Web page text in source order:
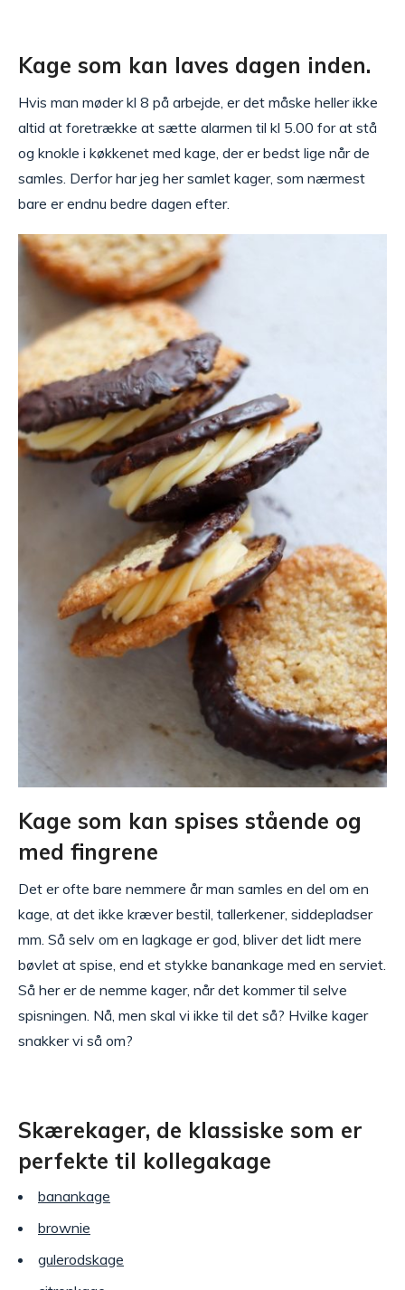
Kage som kan laves dagen inden.
Hvis man møder kl 8 på arbejde, er det måske heller ikke
altid at foretrække at sætte alarmen til kl 5.00 for at stå
og knokle i køkkenet med kage, der er bedst lige når de
samles. Derfor har jeg her samlet kager, som nærmest
bare er endnu bedre dagen efter.
Kage som kan spises stående og
med fingrene
Det er ofte bare nemmere år man samles en del om en
kage, at det ikke kræver bestil, tallerkener, siddepladser
mm. Så selv om en lagkage er god, bliver det lidt mere
bøvlet at spise, end et stykke banankage med en serviet.
Så her er de nemme kager, når det kommer til selve
spisningen. Nå, men skal vi ikke til det så? Hvilke kager
snakker vi så om?
Skærekager, de klassiske som er
perfekte til kollegakage
banankage
brownie
gulerodskage